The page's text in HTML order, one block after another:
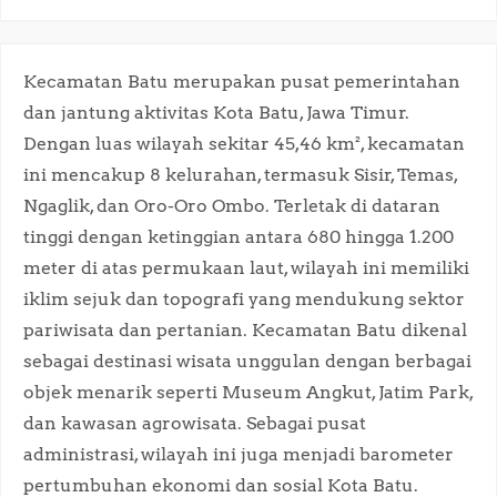
Kecamatan Batu merupakan pusat pemerintahan
dan jantung aktivitas Kota Batu, Jawa Timur.
Dengan luas wilayah sekitar 45,46 km², kecamatan
ini mencakup 8 kelurahan, termasuk Sisir, Temas,
Ngaglik, dan Oro-Oro Ombo. Terletak di dataran
tinggi dengan ketinggian antara 680 hingga 1.200
meter di atas permukaan laut, wilayah ini memiliki
iklim sejuk dan topografi yang mendukung sektor
pariwisata dan pertanian. Kecamatan Batu dikenal
sebagai destinasi wisata unggulan dengan berbagai
objek menarik seperti Museum Angkut, Jatim Park,
dan kawasan agrowisata. Sebagai pusat
administrasi, wilayah ini juga menjadi barometer
pertumbuhan ekonomi dan sosial Kota Batu.​